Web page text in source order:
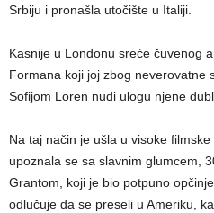
Srbiju i pronašla utočište u Italiji.
Kasnije u Londonu sreće čuvenog
Formana koji joj zbog neverovatne
Sofijom Loren nudi ulogu njene
Na taj način je ušla u visoke
upoznala se sa slavnim glumcem,
Grantom, koji je bio potpuno
odlučuje da se preseli u Ameriku,